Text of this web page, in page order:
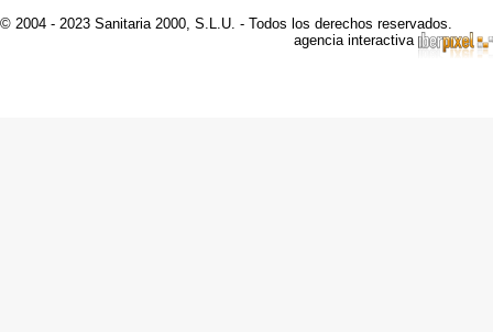
© 2004 - 2023 Sanitaria 2000, S.L.U. - Todos los derechos reservados.
agencia interactiva